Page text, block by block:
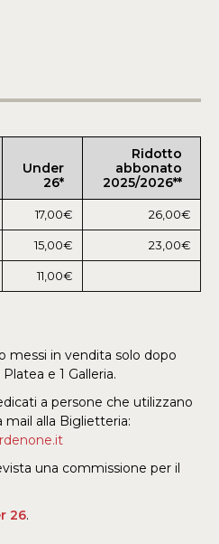
Under
26*
Ridotto
abbonato
2025/2026**
17,00€ 26,00€
15,00€ 23,00€
11,00€
messi in vendita solo dopo
e 1 Galleria.
a persone che utilizzano
mail alla Biglietteria:
una commissione per il
26.